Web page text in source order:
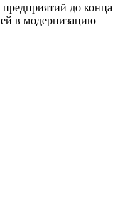
предприятий до конца
в модернизацию